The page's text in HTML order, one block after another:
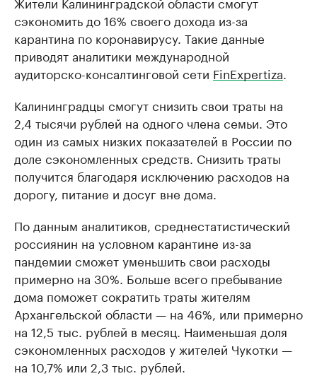
сэкономить до 16% своего дохода из-за
карантина по коронавирусу. Такие данные
приводят аналитики международной
аудиторско-консалтинговой сети FinExpertiza
Калининградцы смогут снизить свои траты на
2,4 тысячи рублей на одного члена семьи. Это
один из самых низких показателей в России по
доле сэкономленных средств. Снизить траты
получится благодаря исключению расходов на
дорогу, питание и досуг вне дома.
По данным аналитиков, среднестатистический
россиянин на условном карантине из-за
пандемии сможет уменьшить свои расходы
примерно на 30%. Больше всего пребывание
дома поможет сократить траты жителям
Архангельской области — на 46%, или примерно
на 12,5 тыс. рублей в месяц. Наименьшая доля
сэкономленных расходов у жителей Чукотки —
на 10,7% или 2,3 тыс. рублей.